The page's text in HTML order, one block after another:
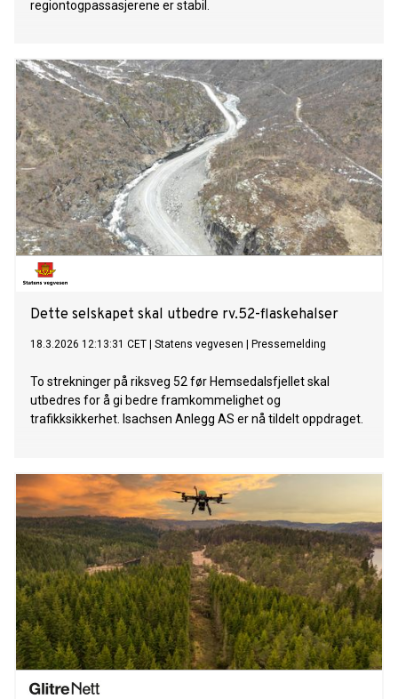
regiontogpassasjerene er stabil.
Dette selskapet skal utbedre rv.52-flaskehalser
18.3.2026 12:13:31 CET Statens vegvesen Pressemelding
To strekninger på riksveg 52 før Hemsedalsfjellet skal
utbedres for å gi bedre framkommelighet og
trafikksikkerhet. Isachsen Anlegg AS er nå tildelt oppdraget.